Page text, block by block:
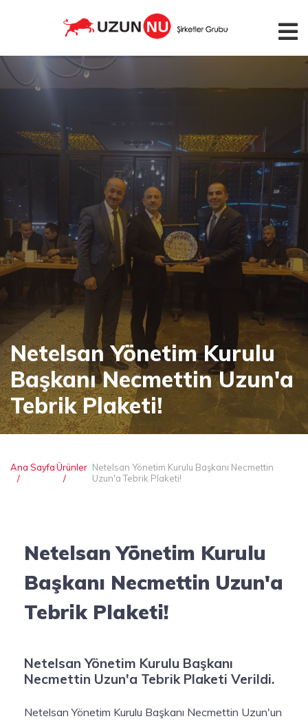
Netelsan Yönetim Kurulu
Başkanı Necmettin Uzun'a
Tebrik Plaketi!
Ana SayfaÜrünler Netelsan Yönetim Kurulu Başkanı Necmettin
Uzun'a Tebrik Plaketi!
Netelsan Yönetim Kurulu
Başkanı Necmettin Uzun'a
Tebrik Plaketi!
Netelsan Yönetim Kurulu Başkanı
Necmettin Uzun'a Tebrik Plaketi Verildi.
Netelsan Yönetim Kurulu Başkanı Necmettin Uzun'un